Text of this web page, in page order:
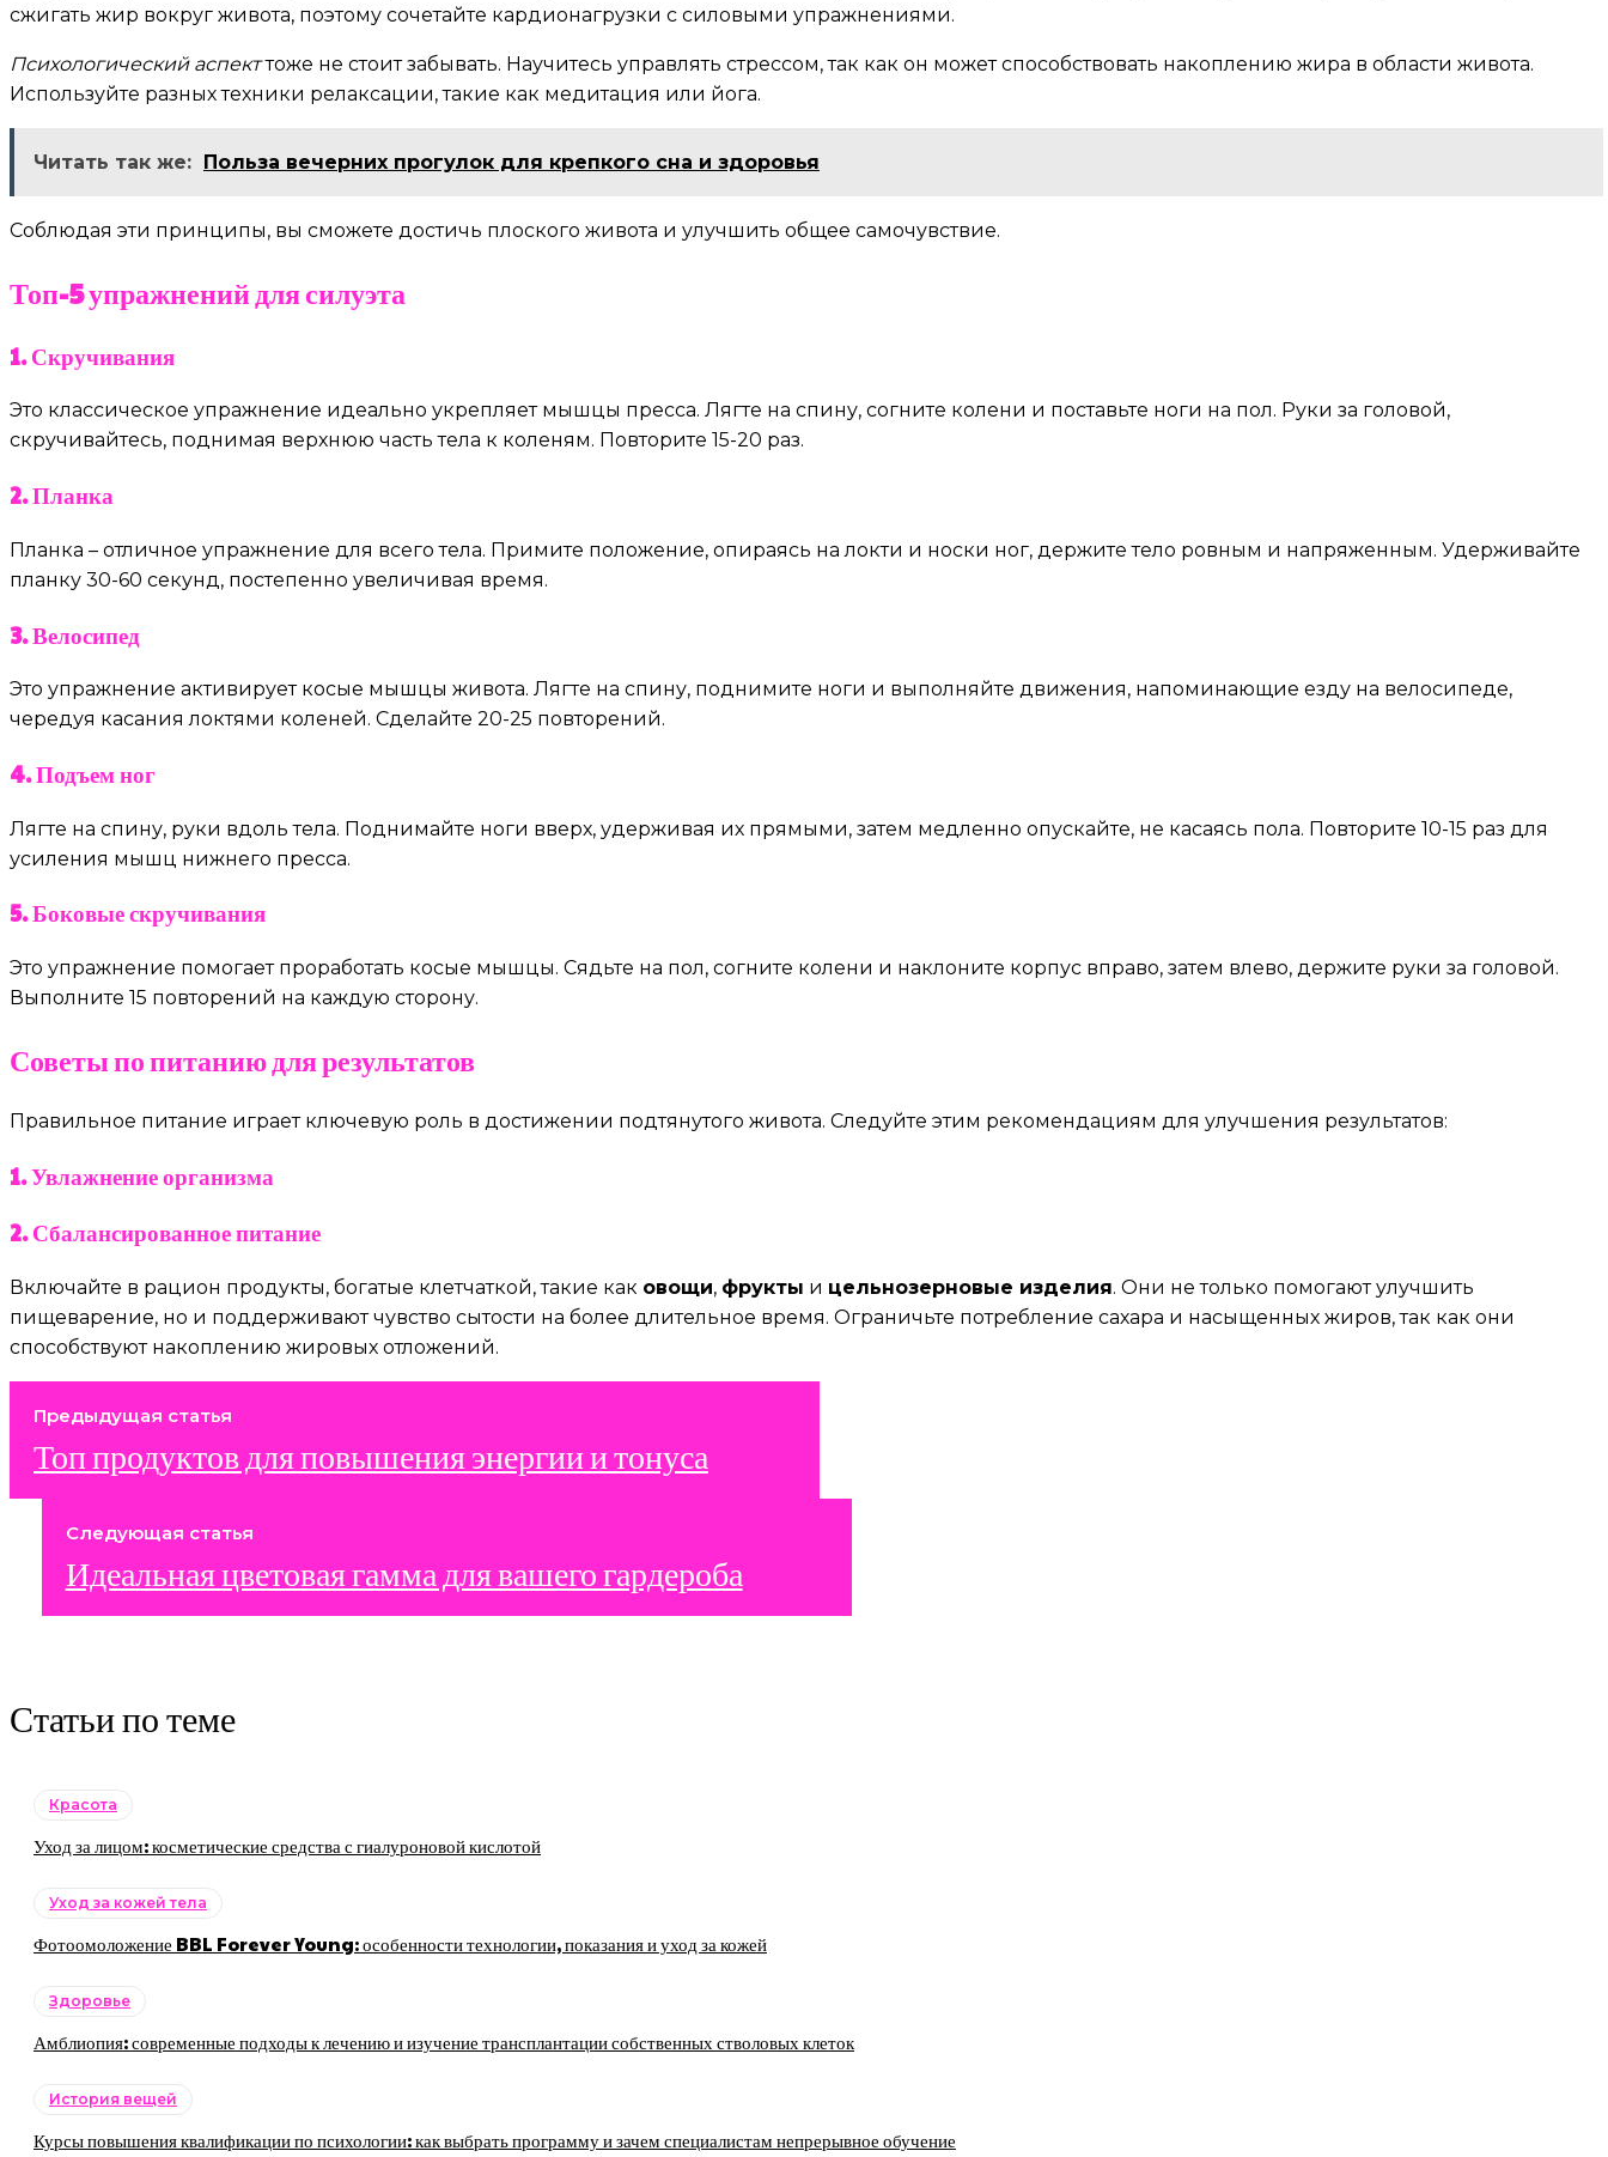
сжигать жир вокруг живота, поэтому сочетайте кардионагрузки с силовыми упражнениями.
Психологический аспекттоже не стоит забывать. Научитесь управлять стрессом, так как он может способствовать накоплению жира в области живота.
Используйте разных техники релаксации, такие как медитация или йога.
Читать так же: Польза вечерних прогулок для крепкого сна и здоровья
Соблюдая эти принципы, вы сможете достичь плоского живота и улучшить общее самочувствие.
Топ-5 упражнений для силуэта
1. Скручивания
Это классическое упражнение идеально укрепляет мышцы пресса. Лягте на спину, согните колени и поставьте ноги на пол. Руки за головой,
скручивайтесь, поднимая верхнюю часть тела к коленям. Повторите 15-20 раз.
2. Планка
Планка – отличное упражнение для всего тела. Примите положение, опираясь на локти и носки ног, держите тело ровным и напряженным. Удерживайте
планку 30-60 секунд, постепенно увеличивая время.
3. Велосипед
Это упражнение активирует косые мышцы живота. Лягте на спину, поднимите ноги и выполняйте движения, напоминающие езду на велосипеде,
чередуя касания локтями коленей. Сделайте 20-25 повторений.
4. Подъем ног
Лягте на спину, руки вдоль тела. Поднимайте ноги вверх, удерживая их прямыми, затем медленно опускайте, не касаясь пола. Повторите 10-15 раз для
усиления мышц нижнего пресса.
5. Боковые скручивания
Это упражнение помогает проработать косые мышцы. Сядьте на пол, согните колени и наклоните корпус вправо, затем влево, держите руки за головой.
Выполните 15 повторений на каждую сторону.
Советы по питанию для результатов
Правильное питание играет ключевую роль в достижении подтянутого живота. Следуйте этим рекомендациям для улучшения результатов:
1. Увлажнение организма
2. Сбалансированное питание
Включайте в рацион продукты, богатые клетчаткой, такие как овощи, фрукты и цельнозерновые изделия. Они не только помогают улучшить
пищеварение, но и поддерживают чувство сытости на более длительное время. Ограничьте потребление сахара и насыщенных жиров, так как они
способствуют накоплению жировых отложений.
Предыдущая статья
Топ продуктов для повышения энергии и тонуса
Следующая статья
Идеальная цветовая гамма для вашего гардероба
Статьи по теме
Красота
Уход за лицом: косметические средства с гиалуроновой кислотой
Уход за кожей тела
Фотоомоложение BBL Forever Young: особенности технологии, показания и уход за кожей
Здоровье
Амблиопия: современные подходы к лечению и изучение трансплантации собственных стволовых клеток
История вещей
Курсы повышения квалификации по психологии: как выбрать программу и зачем специалистам непрерывное обучение